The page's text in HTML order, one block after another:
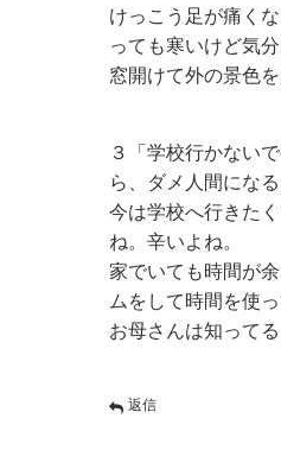
けっこう足が痛く
っても寒いけど気分
窓開けて外の景色
３「学校行かない
ら、ダメ人間になる
今は学校へ行きた
ね。辛いよね。
家でいても時間が
ムをして時間を使っ
お母さんは知ってる
返信